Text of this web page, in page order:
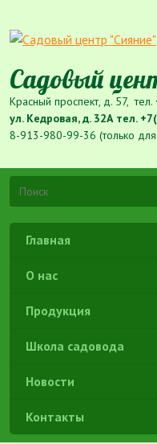
Садовый
Красный проспект, д. 57, тел.
ул. Кедровая, д. 32А тел.
8-913-980-99-36 (только
Главная
О нас
Продукция
Школа садовода
Новости
Контакты